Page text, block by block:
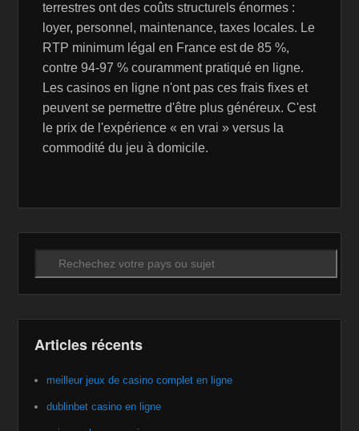
terrestres ont des coûts structurels énormes :
loyer, personnel, maintenance, taxes locales. Le
RTP minimum légal en France est de 85 %,
contre 94-97 % couramment pratiqué en ligne.
Les casinos en ligne n'ont pas ces frais fixes et
peuvent se permettre d'être plus généreux. C'est
le prix de l'expérience « en vrai » versus la
commodité du jeu à domicile.
Recherche
Articles récents
meilleur jeux de casino complet en ligne
dublinbet casino en ligne